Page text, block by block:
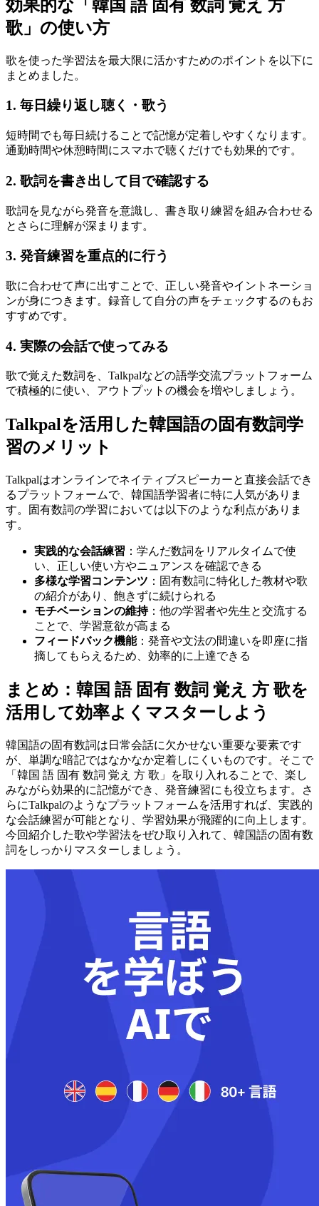
効果的な「韓国 語 固有 数詞 覚え 方
歌」の使い方
歌を使った学習法を最大限に活かすためのポイントを以下に
まとめました。
1. 毎日繰り返し聴く・歌う
短時間でも毎日続けることで記憶が定着しやすくなります。
通勤時間や休憩時間にスマホで聴くだけでも効果的です。
2. 歌詞を書き出して目で確認する
歌詞を見ながら発音を意識し、書き取り練習を組み合わせる
とさらに理解が深まります。
3. 発音練習を重点的に行う
歌に合わせて声に出すことで、正しい発音やイントネーショ
ンが身につきます。録音して自分の声をチェックするのもお
すすめです。
4. 実際の会話で使ってみる
歌で覚えた数詞を、Talkpalなどの語学交流プラットフォーム
で積極的に使い、アウトプットの機会を増やしましょう。
Talkpalを活用した韓国語の固有数詞学
習のメリット
Talkpalはオンラインでネイティブスピーカーと直接会話でき
るプラットフォームで、韓国語学習者に特に人気がありま
す。固有数詞の学習においては以下のような利点がありま
す。
実践的な会話練習 ：学んだ数詞をリアルタイムで使
い、正しい使い方やニュアンスを確認できる
多様な学習コンテンツ ：固有数詞に特化した教材や歌
の紹介があり、飽きずに続けられる
モチベーションの維持：他の学習者や先生と交流する
ことで、学習意欲が高まる
フィードバック機能：発音や文法の間違いを即座に指
摘してもらえるため、効率的に上達できる
まとめ：韓国 語 固有 数詞 覚え 方 歌を
活用して効率よくマスターしよう
韓国語の固有数詞は日常会話に欠かせない重要な要素です
が、単調な暗記ではなかなか定着しにくいものです。そこで
「韓国 語 固有 数詞 覚え 方 歌」を取り入れることで、楽し
みながら効果的に記憶ができ、発音練習にも役立ちます。さ
らにTalkpalのようなプラットフォームを活用すれば、実践的
な会話練習が可能となり、学習効果が飛躍的に向上します。
今回紹介した歌や学習法をぜひ取り入れて、韓国語の固有数
詞をしっかりマスターしましょう。